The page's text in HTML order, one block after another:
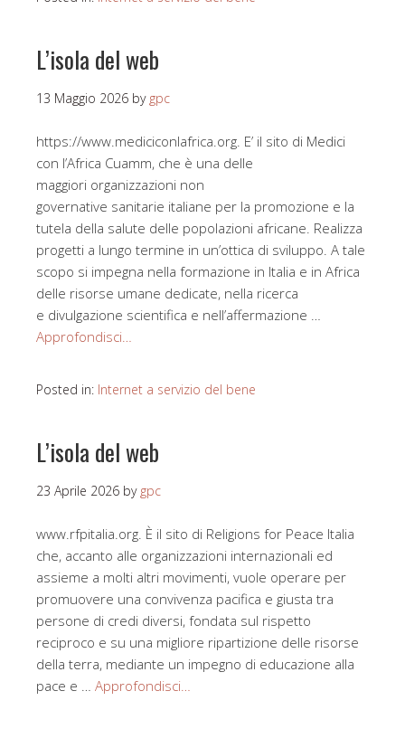
L’isola del web
13 Maggio 2026 by gpc
https://www.mediciconlafrica.org. E’ il sito di Medici
con l’Africa Cuamm, che è una delle
maggiori organizzazioni non
governative sanitarie italiane per la promozione e la
tutela della salute delle popolazioni africane. Realizza
progetti a lungo termine in un’ottica di sviluppo. A tale
scopo si impegna nella formazione in Italia e in Africa
delle risorse umane dedicate, nella ricerca
e divulgazione scientifica e nell’affermazione …
Approfondisci…
Posted in: Internet a servizio del bene
L’isola del web
23 Aprile 2026 by gpc
www.rfpitalia.org. È il sito di Religions for Peace Italia
che, accanto alle organizzazioni internazionali ed
assieme a molti altri movimenti, vuole operare per
promuovere una convivenza pacifica e giusta tra
persone di credi diversi, fondata sul rispetto
reciproco e su una migliore ripartizione delle risorse
della terra, mediante un impegno di educazione alla
pace e … Approfondisci…